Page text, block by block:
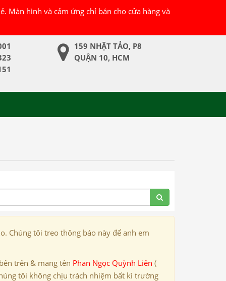
Màn hình và cảm ứng chỉ bán cho cửa hàng và
159 NHẬT TẢO, P8
QUẬN 10, HCM
Chúng tôi treo thông báo này để anh em
trên & mang tên Phan Ngọc Quỳnh Liên (
tôi không chịu trách nhiệm bất kì trường